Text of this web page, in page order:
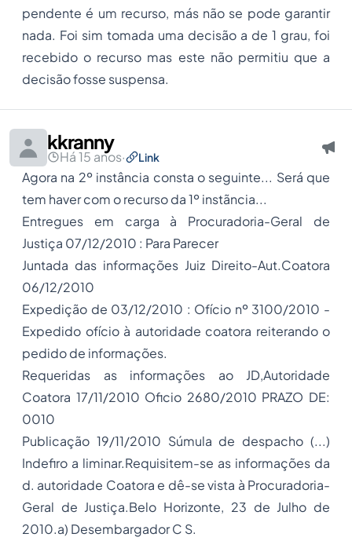
pendente é um recurso, más não se pode garantir
nada. Foi sim tomada uma decisão a de 1 grau, foi
recebido o recurso mas este não permitiu que a
decisão fosse suspensa.
kkranny
Há 15 anos· Link
Agora na 2º instância consta o seguinte... Será que
tem haver com o recurso da 1º instãncia...
Entregues em carga à Procuradoria-Geral de
Justiça 07/12/2010 : Para Parecer
Juntada das informações Juiz Direito-Aut.Coatora
06/12/2010
Expedição de 03/12/2010 : Ofício nº 3100/2010 -
Expedido ofício à autoridade coatora reiterando o
pedido de informações.
Requeridas as informações ao JD,Autoridade
Coatora 17/11/2010 Oficio 2680/2010 PRAZO DE:
0010
Publicação 19/11/2010 Súmula de despacho (...)
Indefiro a liminar.Requisitem-se as informações da
d. autoridade Coatora e dê-se vista à Procuradoria-
Geral de Justiça.Belo Horizonte, 23 de Julho de
2010.a) Desembargador C S.